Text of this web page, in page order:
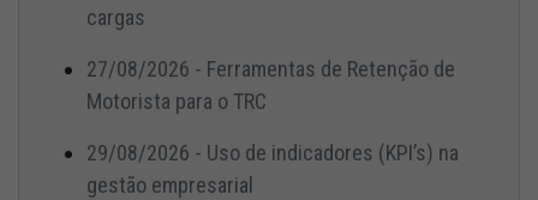
cargas
27/08/2026 - Ferramentas de Retenção de
Motorista para o TRC
29/08/2026 - Uso de indicadores (KPI’s) na
gestão empresarial